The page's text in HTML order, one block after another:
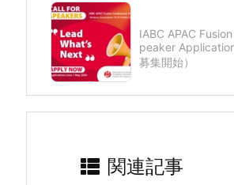
IABC APAC
peaker
募集開始）
関連記事